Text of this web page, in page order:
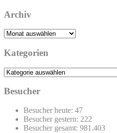
Archiv
Archiv
Kategorien
Kategorien
Besucher
Besucher heute: 47
Besucher gestern: 222
Besucher gesamt: 981.403